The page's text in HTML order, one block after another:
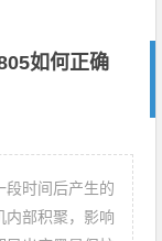
如何正确
段时间后产生的
内部积聚，影响